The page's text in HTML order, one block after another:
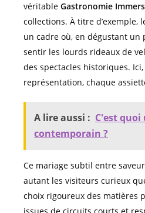
véritable Gastronomie
collections. À titre d’exemple,
un cadre où, en dégustant un
sentir les lourds rideaux de
des spectacles historiques.
représentation, chaque
A lire aussi : C'est
contemporain ?
Ce mariage subtil entre
autant les visiteurs curieux
choix rigoureux des matières